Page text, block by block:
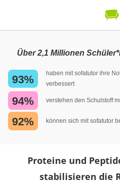
Über 2,1 Millionen
93%
haben mit sofatutor ihre
verbessert
94% verstehen den Schulstoff
92% können sich mit sofatutor
Proteine und
stabilisieren die